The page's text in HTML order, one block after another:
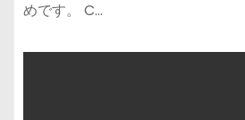
めです。 C…